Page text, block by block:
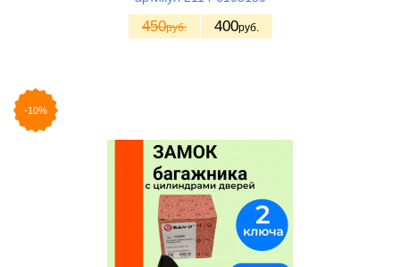
450руб. 400руб.
-10%